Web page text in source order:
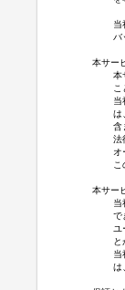
当
バ
本サー
本
当
は
含
法
オ
本サー
当
で
ユ
と
当
は